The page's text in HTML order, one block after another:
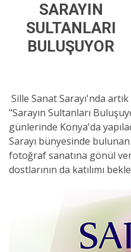
SARAYIN
SULTANLARI
BULUŞUYOR
Sille Sanat Sarayı'nda
"Sarayın Sultanları
günlerinde Konya'da
Sarayı bünyesinde bulunan
fotoğraf sanatına gönül
dostlarının da katılımı